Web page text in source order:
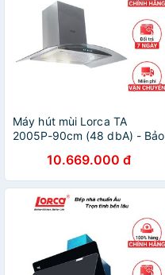
Máy hút mùi Lorca TA
2005P-90cm (48 dbA) - Bảo
10.669.000 đ